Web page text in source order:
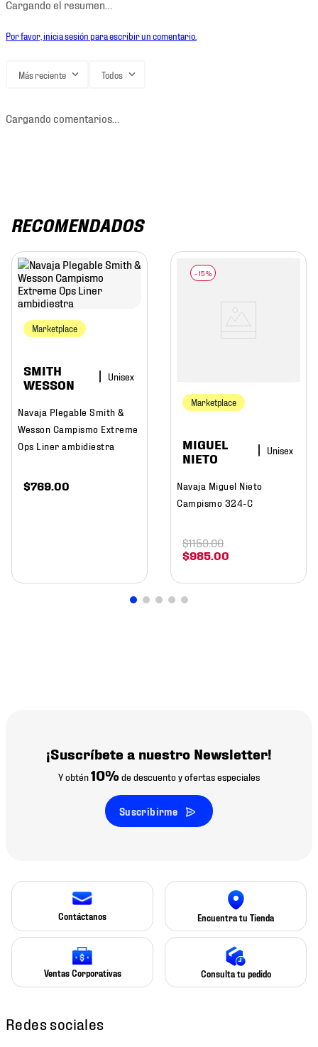
Cargando el resumen…
Por favor, inicia sesión para escribir un comentario.
Más reciente Todos
Cargando comentarios…
RECOMENDADOS
Marketplace
SMITH
WESSON
Navaja Plegable Smith &
Wesson Campismo Extreme
Ops Liner ambidiestra
$769 00
- 15 %
Marketplace
MIGUEL
NIETO
Navaja Miguel Nieto
Campismo 324-C
$985 00
$1159.00
¡Suscríbete a nuestro Newsletter!
Y obtén10% de descuento y ofertas especiales
Suscribirme
Contáctanos Encuentra tu Tienda
Ventas Corporativas Consulta tu pedido
Redes sociales